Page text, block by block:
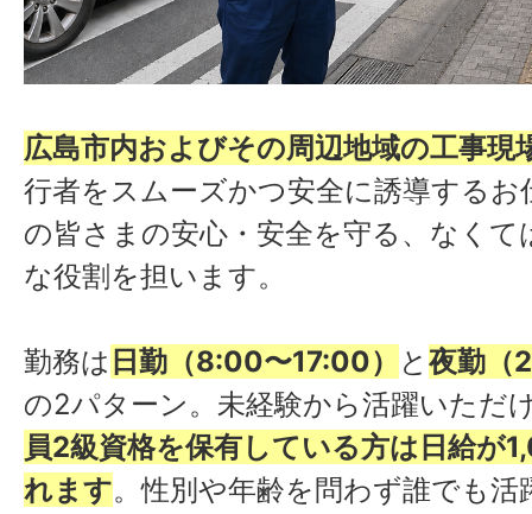
広島市内およびその周辺地域の工事現
行者をスムーズかつ安全に誘導するお
の皆さまの安心・安全を守る、なくて
な役割を担います。
勤務は 日勤（8:00〜17:00） と 夜勤（
の2パターン。未経験から活躍いただ
員2級資格を保有している方は日給が
れます。性別や年齢を問わず誰でも活